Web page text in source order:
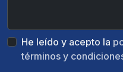
He leído y acepto la
términos y